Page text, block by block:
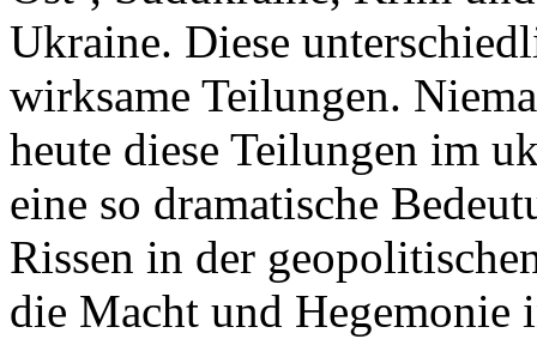
Ukraine. Diese
wirksame Teilungen.
heute diese Teilungen im
eine so dramatische
Rissen in der
die Macht und Hegemonie